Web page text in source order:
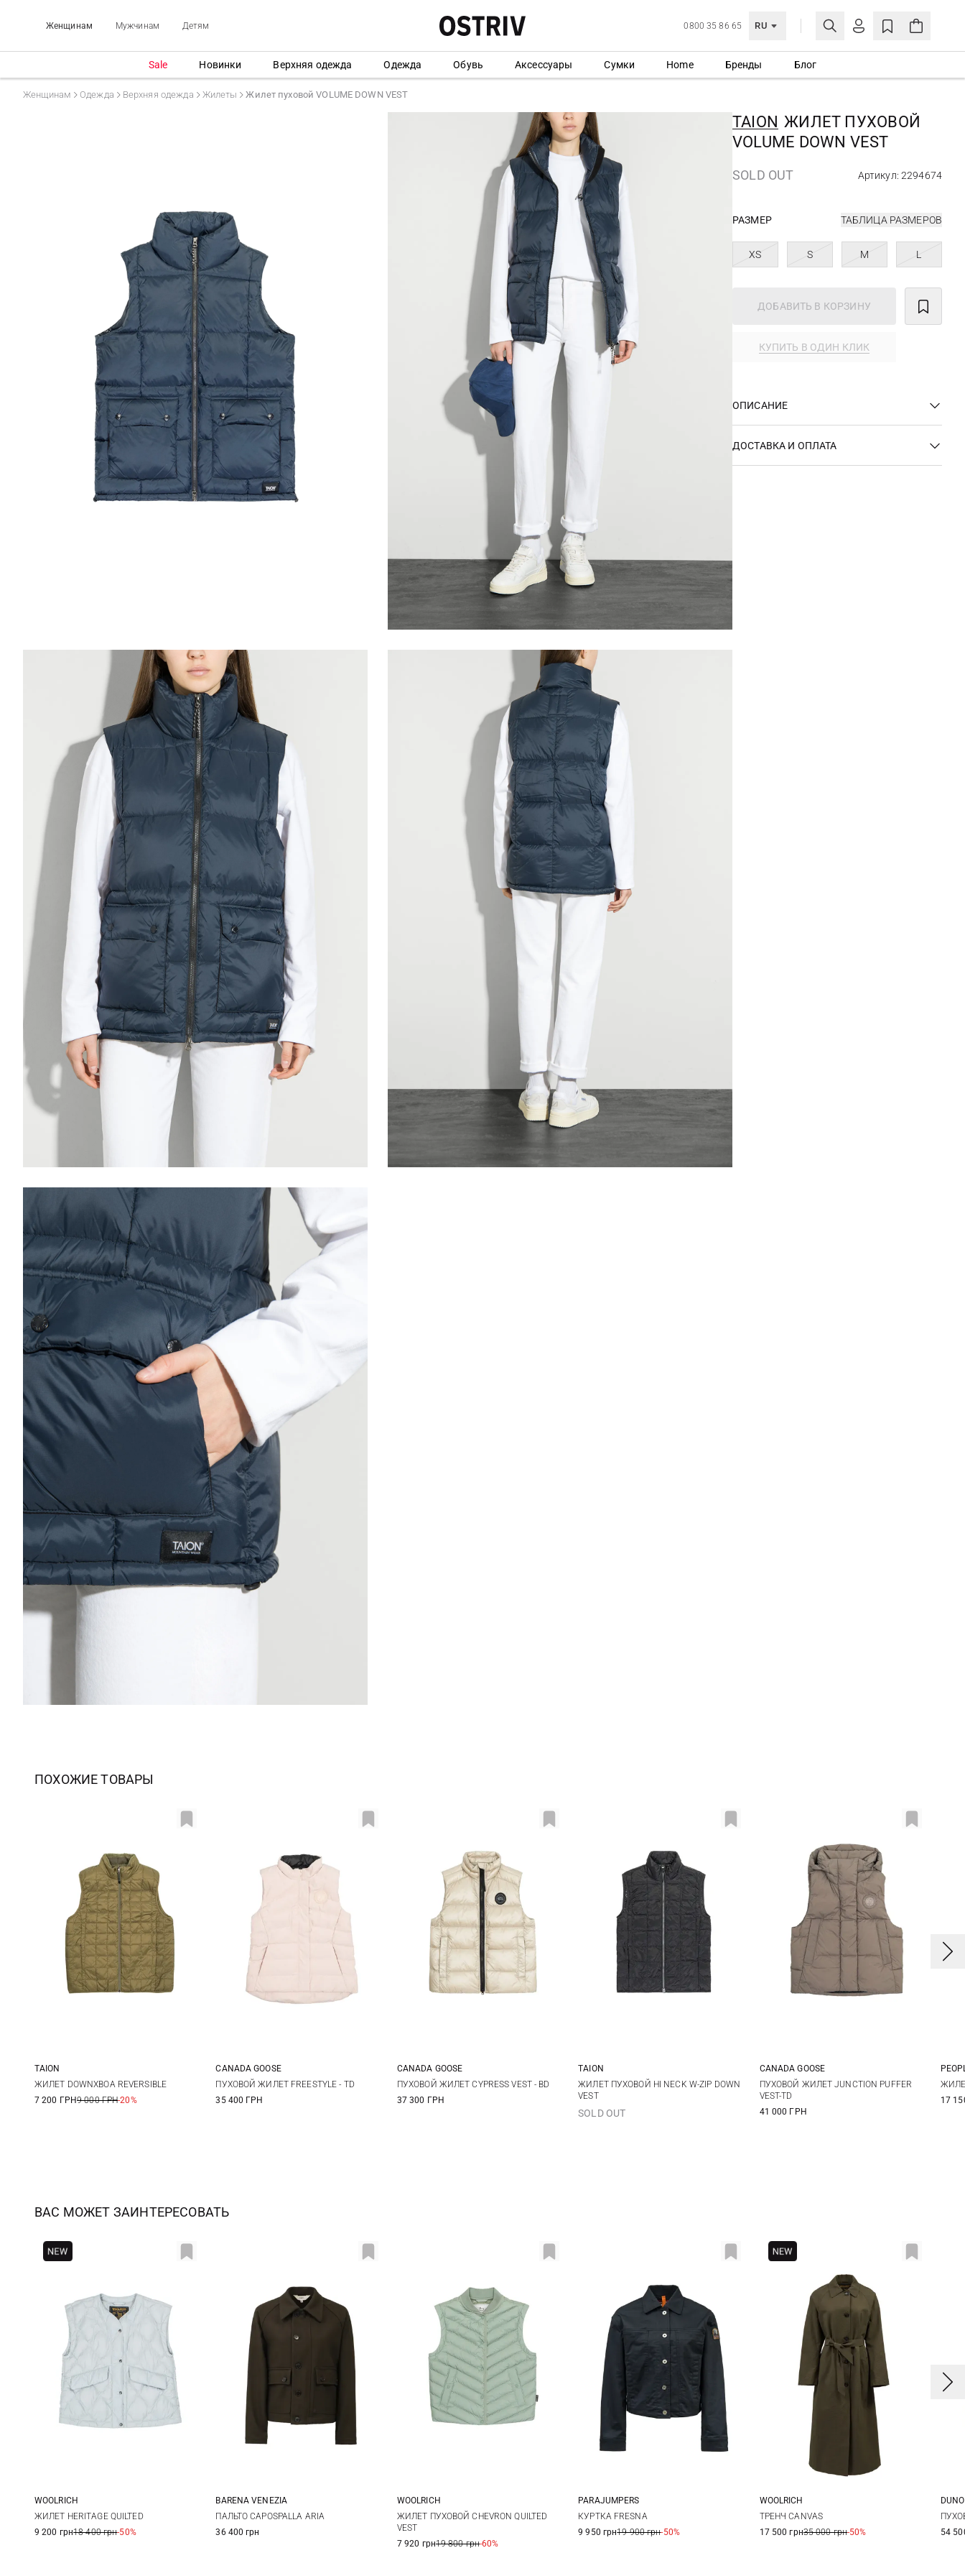
Женщинам Мужчинам Детям 0800 35 86 65 RU
ЛИЧНЫЙ КАБИНЕТ
Еще не зарегистрированы?
СОЗДАТЬ УЧЕТНУЮ ЗАПИСЬ
Sale Новинки Верхняя одежда Одежда Обувь Аксессуары Сумки Home Бренды Блог
Женщинам Одежда Верхняя одежда Жилеты Жилет пуховой VOLUME DOWN VEST
TAION ЖИЛЕТ ПУХОВОЙ
VOLUME DOWN VEST
SOLD OUT Артикул: 2294674
РАЗМЕР ТАБЛИЦА РАЗМЕРОВ
XS S M L
ДОБАВИТЬ В КОРЗИНУ
КУПИТЬ В ОДИН КЛИК
ОПИСАНИЕ
ДОСТАВКА И ОПЛАТА
ПОХОЖИЕ ТОВАРЫ
XS S M
TAION
ЖИЛЕТ DOWNXBOA REVERSIBLE
7 200 ГРН9 000 ГРН-20%
S M L
CANADA GOOSE
ПУХОВОЙ ЖИЛЕТ FREESTYLE - TD
35 400 ГРН
XS S M L
CANADA GOOSE
ПУХОВОЙ ЖИЛЕТ CYPRESS VEST - BD
37 300 ГРН
XS S M L
XL
TAION
ЖИЛЕТ ПУХОВОЙ HI NECK W-ZIP DOWN
VEST
SOLD OUT
XS S M L
CANADA GOOSE
ПУХОВОЙ ЖИЛЕТ JUNCTION PUFFER
VEST-TD
41 000 ГРН
17
ВАС МОЖЕТ ЗАИНТЕРЕСОВАТЬ
S
WOOLRICH
ЖИЛЕТ HERITAGE QUILTED
9 200 грн18 400 грн-50%
38 40 42
BARENA VENEZIA
ПАЛЬТО CAPOSPALLA ARIA
36 400 грн
XS S M L
XL
WOOLRICH
ЖИЛЕТ ПУХОВОЙ CHEVRON QUILTED
VEST
7 920 грн19 800 грн-60%
XS S
PARAJUMPERS
КУРТКА FRESNA
9 950 грн19 900 грн-50%
S
WOOLRICH
ТРЕНЧ CANVAS
17 500 грн35 000 грн-50%
DUNO
54